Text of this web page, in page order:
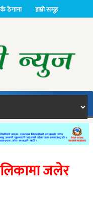
ठेगाना हाम्रो समूह
जलेर